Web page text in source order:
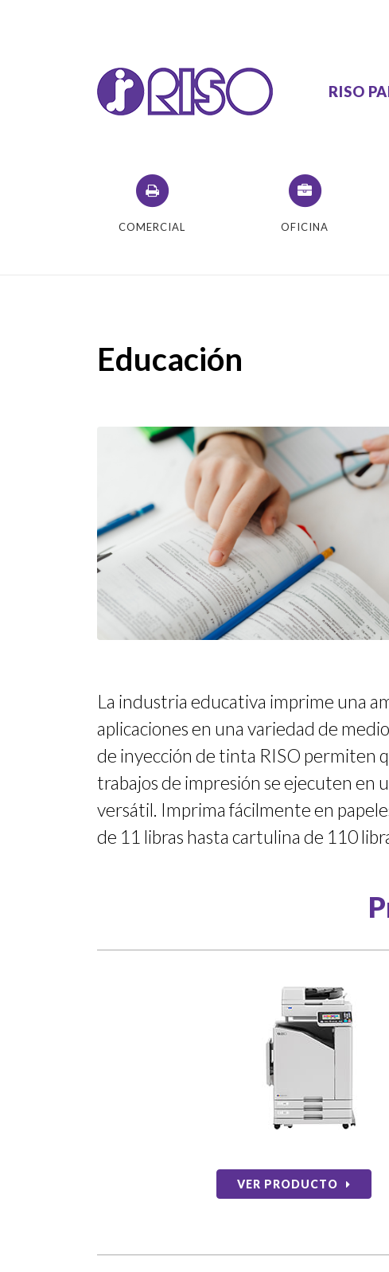
RISO
COMERCIAL OFICINA
Educación
La industria educativa imprime una
aplicaciones en una variedad de
de inyección de tinta RISO permiten
trabajos de impresión se ejecuten en
versátil. Imprima fácilmente en
de 11 libras hasta cartulina de 110
VER PRODUCTO